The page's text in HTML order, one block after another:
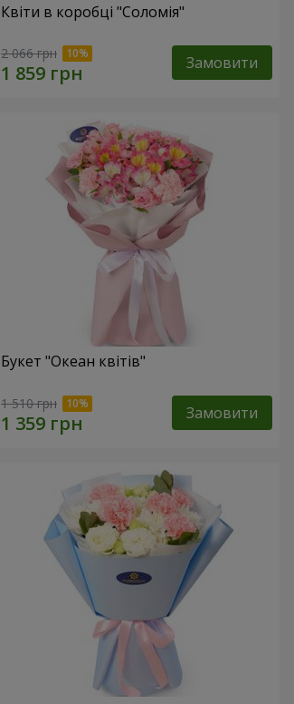
Квіти в коробці "Соломія"
2 066 грн Замовити
Букет "Океан квітів"
1 510 грн Замовити